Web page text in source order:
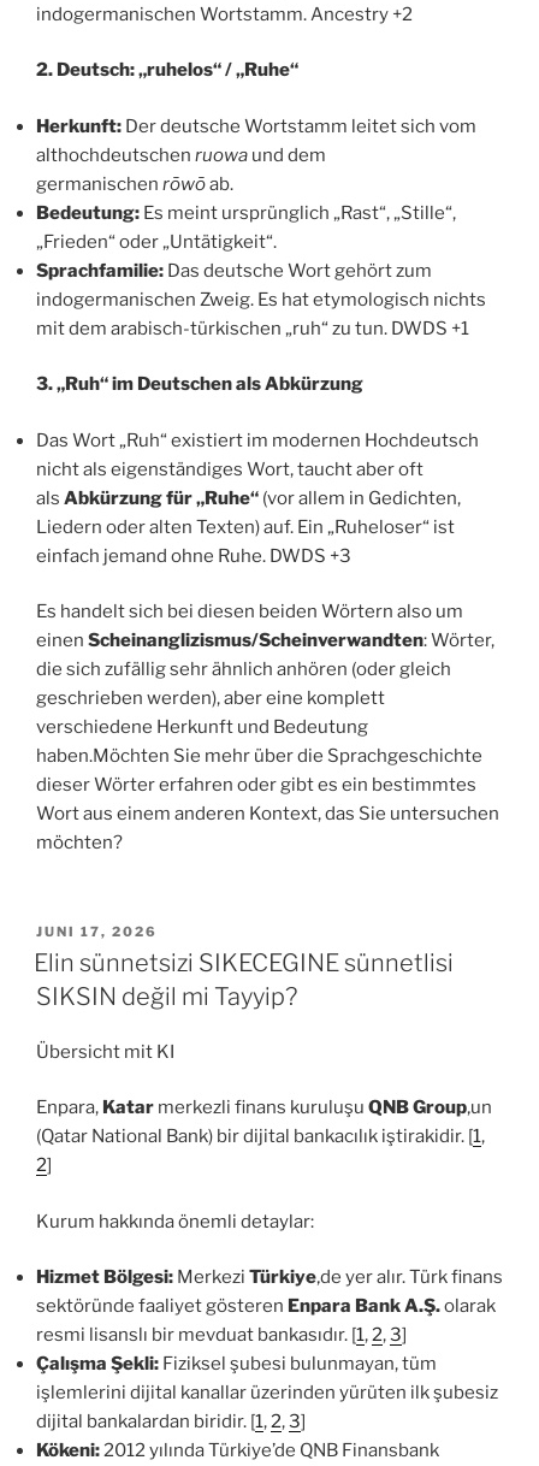
indogermanischen Wortstamm. Ancestry +2
2. Deutsch: „ruhelos“ / „Ruhe“
Herkunft: Der deutsche Wortstamm leitet sich vom
althochdeutschen ruowa und dem
germanischen rōwōab.
Bedeutung: Es meint ursprünglich „Rast“, „Stille“,
„Frieden“ oder „Untätigkeit“.
Sprachfamilie: Das deutsche Wort gehört zum
indogermanischen Zweig. Es hat etymologisch nichts
mit dem arabisch-türkischen „ruh“ zu tun. DWDS +1
3. „Ruh“ im Deutschen als Abkürzung
Das Wort „Ruh“ existiert im modernen Hochdeutsch
nicht als eigenständiges Wort, taucht aber oft
als Abkürzung für „Ruhe“ (vor allem in Gedichten,
Liedern oder alten Texten) auf. Ein „Ruheloser“ ist
einfach jemand ohne Ruhe. DWDS +3
Es handelt sich bei diesen beiden Wörtern also um
einen Scheinanglizismus/Scheinverwandten: Wörter,
die sich zufällig sehr ähnlich anhören (oder gleich
geschrieben werden), aber eine komplett
verschiedene Herkunft und Bedeutung
haben.Möchten Sie mehr über die Sprachgeschichte
dieser Wörter erfahren oder gibt es ein bestimmtes
Wort aus einem anderen Kontext, das Sie untersuchen
möchten?
VERÖFFENTLICHT
AM
JUNI 17, 2026
Elin sünnetsizi SIKECEGINE sünnetlisi
SIKSIN değil mi Tayyip?
Übersicht mit KI
Enpara, Katar merkezli finans kuruluşu QNB Group‚un
(Qatar National Bank) bir dijital bankacılık iştirakidir. [1,
2]
Kurum hakkında önemli detaylar:
Hizmet Bölgesi: Merkezi Türkiye‚de yer alır. Türk finans
sektöründe faaliyet gösteren Enpara Bank A.Ş.olarak
resmi lisanslı bir mevduat bankasıdır. [1,2,3]
Çalışma Şekli: Fiziksel şubesi bulunmayan, tüm
işlemlerini dijital kanallar üzerinden yürüten ilk şubesiz
dijital bankalardan biridir. [1,2,3]
Kökeni:2012 yılında Türkiye’de QNB Finansbank